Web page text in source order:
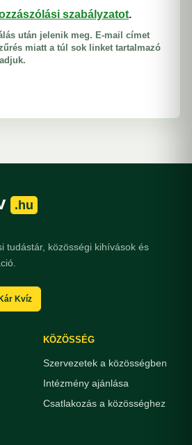
szabályzatot.
után jelenik meg. E-mail címet
miatt a túl sok linket tartalmazó
.hu
tudástár, közösségi kihívások és
Kvíz
KÖZÖSSÉG
Szervezetek a közösségben
Intézmény ajánlása
Csatlakozás a közösséghez